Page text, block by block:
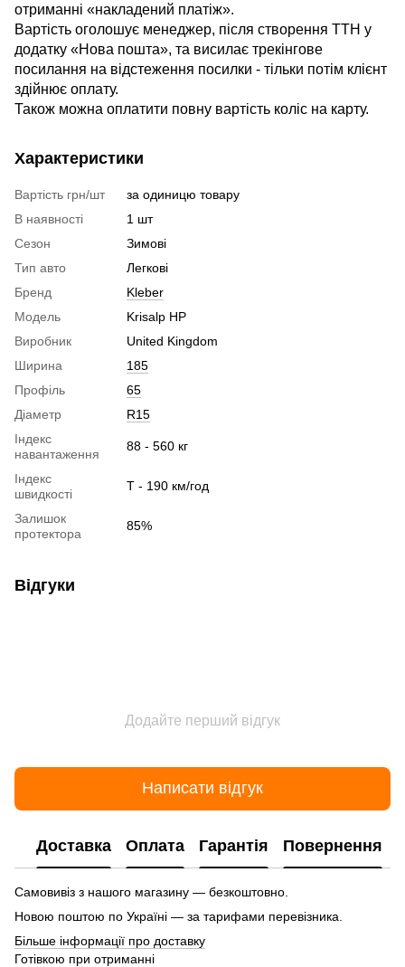
отриманні «накладений платіж».
Вартість оголошує менеджер, після створення ТТН у
додатку «Нова пошта», та висилає трекінгове
посилання на відстеження посилки - тільки потім клієнт
здійнює оплату.
Також можна оплатити повну вартість коліс на карту.
Характеристики
Вартість грн/шт
за одиницю товару
В наявності
1 шт
Сезон
Зимові
Тип авто
Легкові
Бренд
Kleber
Модель
Krisalp HP
Виробник
United Kingdom
Ширина
185
Профіль
65
Діаметр
R15
Індекс
навантаження
88 - 560 кг
Індекс
швидкості
Т - 190 км/год
Залишок
протектора
85%
Відгуки
Додайте перший відгук
Написати відгук
Доставка Оплата Гарантія Повернення
Самовивіз з нашого магазину — безкоштовно.
Новою поштою по Україні — за тарифами перевізника.
Більше інформації про доставку
Готівкою при отриманні